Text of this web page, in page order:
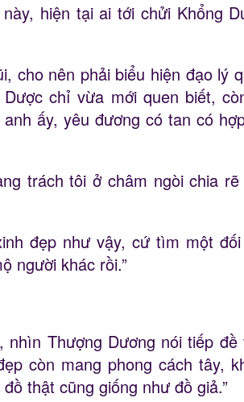
hiện tại ai tới chửi Khổng
cho nên phải biểu hiện đạo lý
chỉ vừa mới quen biết,
ấy, yêu đương có tan có
trách tôi ở châm ngòi chia
đẹp như vậy, cứ tìm một
người khác rồi.”
Thượng Dương nói tiếp
còn mang phong cách tây,
thật cũng giống như đồ giả.”